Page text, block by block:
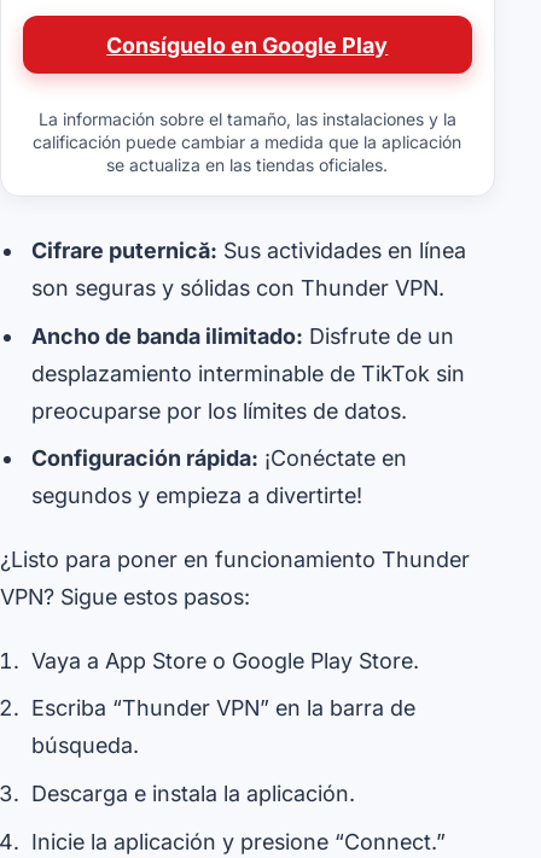
Consíguelo en Google Play
La información sobre el tamaño, las instalaciones y la
calificación puede cambiar a medida que la aplicación
se actualiza en las tiendas oficiales.
Cifrare puternică: Sus actividades en línea
son seguras y sólidas con Thunder VPN.
Ancho de banda ilimitado: Disfrute de un
desplazamiento interminable de TikTok sin
preocuparse por los límites de datos.
Configuración rápida: ¡Conéctate en
segundos y empieza a divertirte!
¿Listo para poner en funcionamiento Thunder
VPN? Sigue estos pasos:
Vaya a App Store o Google Play Store.
Escriba “Thunder VPN” en la barra de
búsqueda.
Descarga e instala la aplicación.
Inicie la aplicación y presione “Connect.”